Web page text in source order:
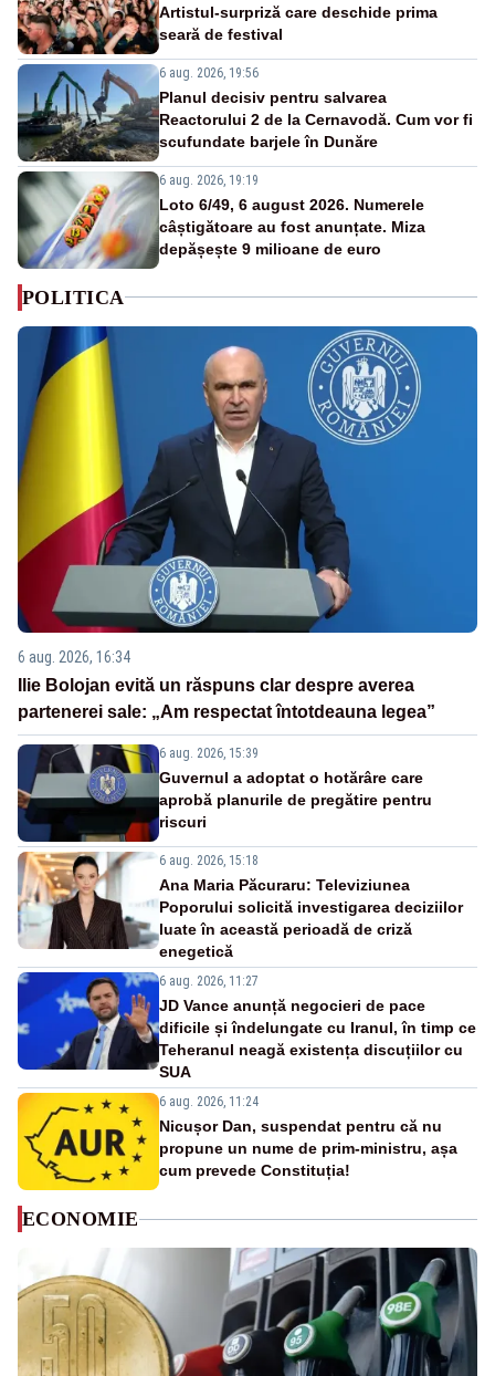
Artistul-surpriză care deschide prima
seară de festival
6 aug. 2026, 19:56
Planul decisiv pentru salvarea
Reactorului 2 de la Cernavodă. Cum vor fi
scufundate barjele în Dunăre
6 aug. 2026, 19:19
Loto 6/49, 6 august 2026. Numerele
câștigătoare au fost anunțate. Miza
depășește 9 milioane de euro
POLITICA
6 aug. 2026, 16:34
Ilie Bolojan evită un răspuns clar despre averea
partenerei sale: „Am respectat întotdeauna legea”
6 aug. 2026, 15:39
Guvernul a adoptat o hotărâre care
aprobă planurile de pregătire pentru
riscuri
6 aug. 2026, 15:18
Ana Maria Păcuraru: Televiziunea
Poporului solicită investigarea deciziilor
luate în această perioadă de criză
enegetică
6 aug. 2026, 11:27
JD Vance anunță negocieri de pace
dificile și îndelungate cu Iranul, în timp ce
Teheranul neagă existența discuțiilor cu
SUA
6 aug. 2026, 11:24
Nicușor Dan, suspendat pentru că nu
propune un nume de prim-ministru, așa
cum prevede Constituția!
ECONOMIE